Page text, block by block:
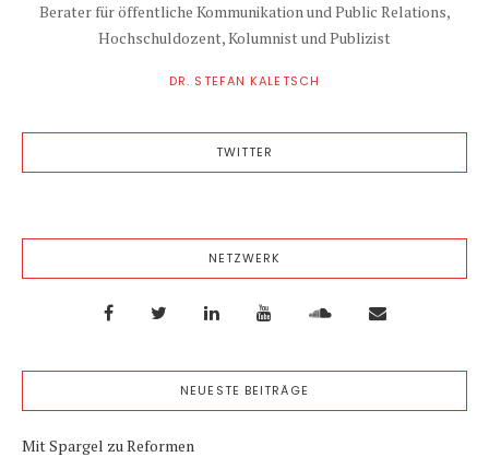
Berater für öffentliche Kommunikation und Public Relations,
Hochschuldozent, Kolumnist und Publizist
DR. STEFAN KALETSCH
TWITTER
NETZWERK
NEUESTE BEITRÄGE
Mit Spargel zu Reformen